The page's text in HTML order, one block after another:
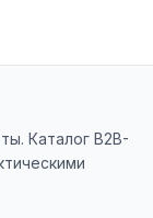
Каталог B2B-